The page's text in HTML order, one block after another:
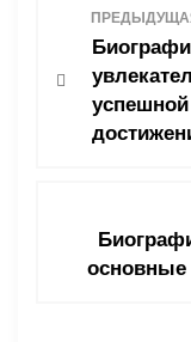
основные